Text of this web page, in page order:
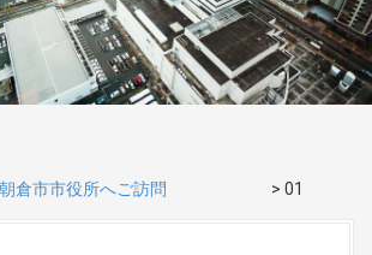
朝倉市市役所へご訪問 > 01